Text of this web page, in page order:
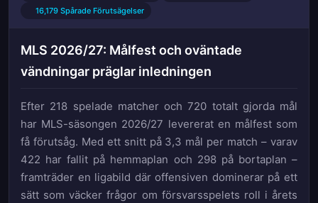
16,179 Spårade Förutsägelser
MLS 2026/27: Målfest och oväntade
vändningar präglar inledningen
Efter 218 spelade matcher och 720 totalt gjorda mål
har MLS-säsongen 2026/27 levererat en målfest som
få förutsåg. Med ett snitt på 3,3 mål per match – varav
422 har fallit på hemmaplan och 298 på bortaplan –
framträder en ligabild där offensiven dominerar på ett
sätt som väcker frågor om försvarsspelets roll i årets